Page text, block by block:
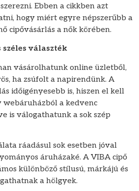
Ebben a cikkben azt
hogy miért egyre népszerűbb a
cipővásárlás a nők körében.
választék
vásárolhatunk online üzletből,
ha zsúfolt a napirendünk. A
időigényesebb is, hiszen el kell
webáruházból a kedvenc
is válogathatunk a sok szép
ráadásul sok esetben jóval
áruházaké. A VIBA cipő
különböző stílusú, márkájú és
a hölgyek.